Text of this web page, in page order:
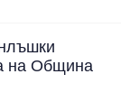
на Община